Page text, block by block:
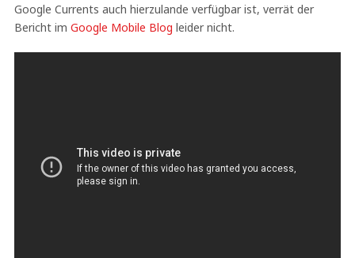
Google Currents auch hierzulande verfügbar ist, verrät der
Bericht im Google Mobile Blog leider nicht.